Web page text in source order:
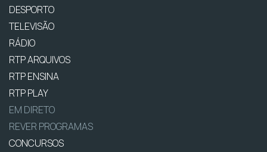
DESPORTO
TELEVISÃO
RÁDIO
RTP ARQUIVOS
RTP ENSINA
RTP PLAY
EM DIRETO
REVER PROGRAMAS
CONCURSOS